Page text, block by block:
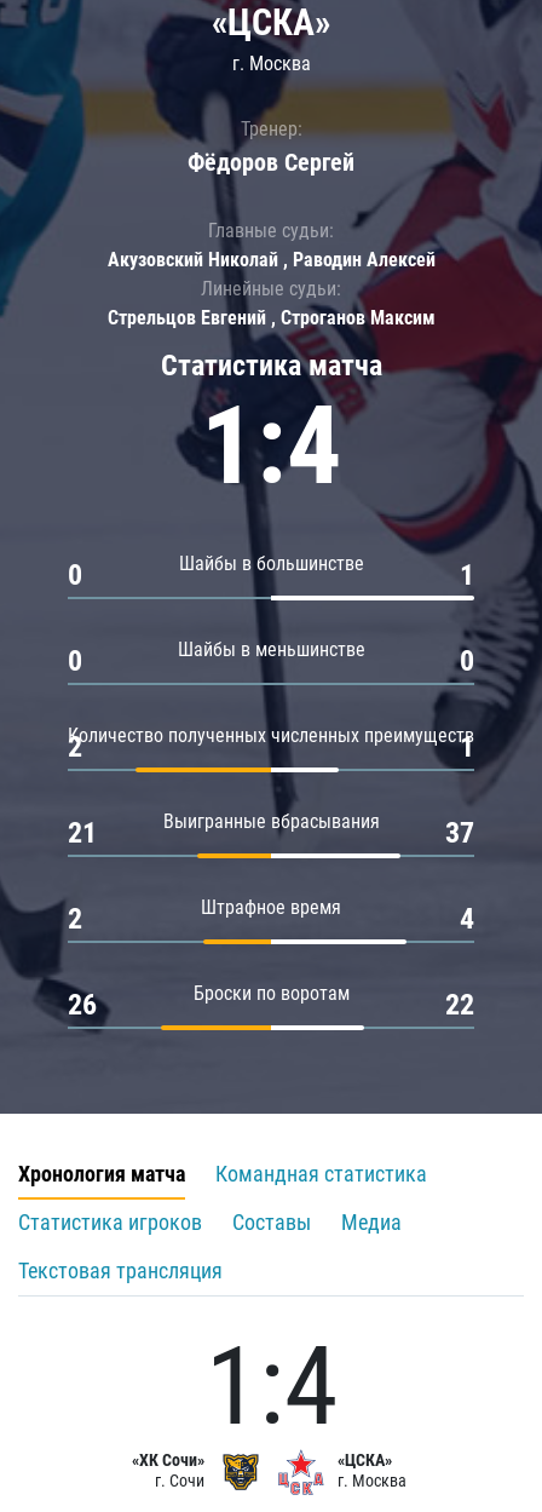
Статистика матча
1:4
Шайбы в большинстве
0 1
Шайбы в меньшинстве
0 0
Количество полученных численных преимуществ
2 1
Выигранные вбрасывания
21 37
Штрафное время
2 4
Броски по воротам
26 22
«ЦСКА»
г. Москва
Тренер:
Фёдоров Сергей
Главные судьи:
Акузовский Николай , Раводин Алексей
Линейные судьи:
Стрельцов Евгений , Строганов Максим
Хронология матча
Командная статистика
Статистика игроков
Составы
Медиа
Текстовая трансляция
«ХК Сочи»
г. Сочи
1:4
«ЦСКА»
г. Москва